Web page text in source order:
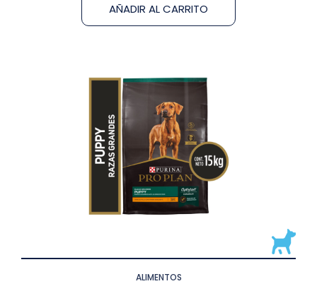
AÑADIR AL CARRITO
ALIMENTOS